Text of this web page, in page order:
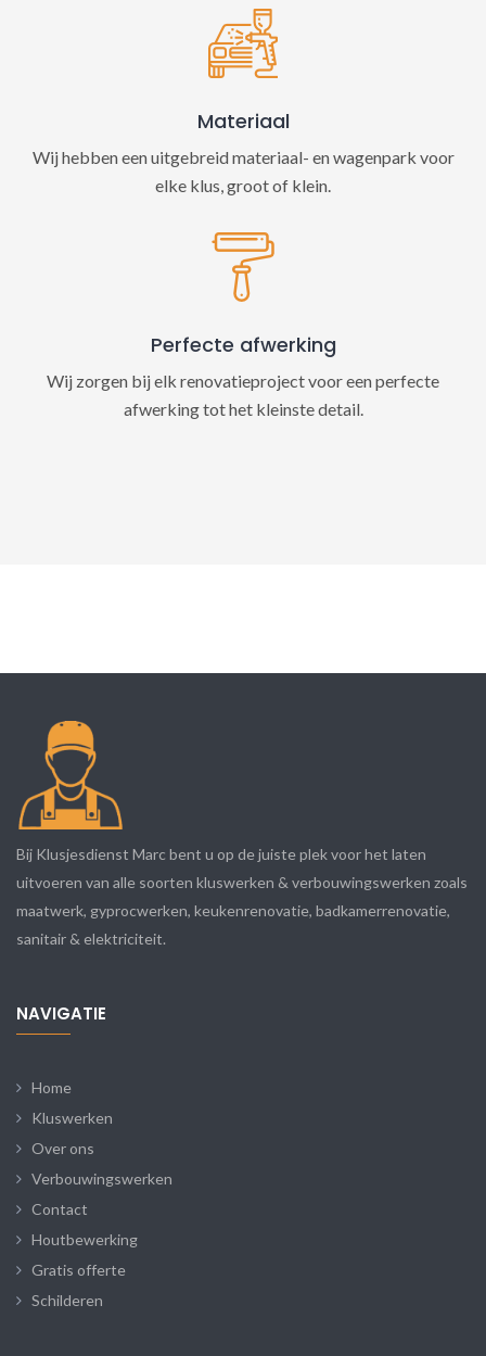
Materiaal
Wij hebben een uitgebreid materiaal- en wagenpark voor
elke klus, groot of klein.
Perfecte afwerking
Wij zorgen bij elk renovatieproject voor een perfecte
afwerking tot het kleinste detail.
Bij Klusjesdienst Marc bent u op de juiste plek voor het laten
uitvoeren van alle soorten kluswerken & verbouwingswerken zoals
maatwerk, gyprocwerken, keukenrenovatie, badkamerrenovatie,
sanitair & elektriciteit.
NAVIGATIE
Home
Kluswerken
Over ons
Verbouwingswerken
Contact
Houtbewerking
Gratis offerte
Schilderen